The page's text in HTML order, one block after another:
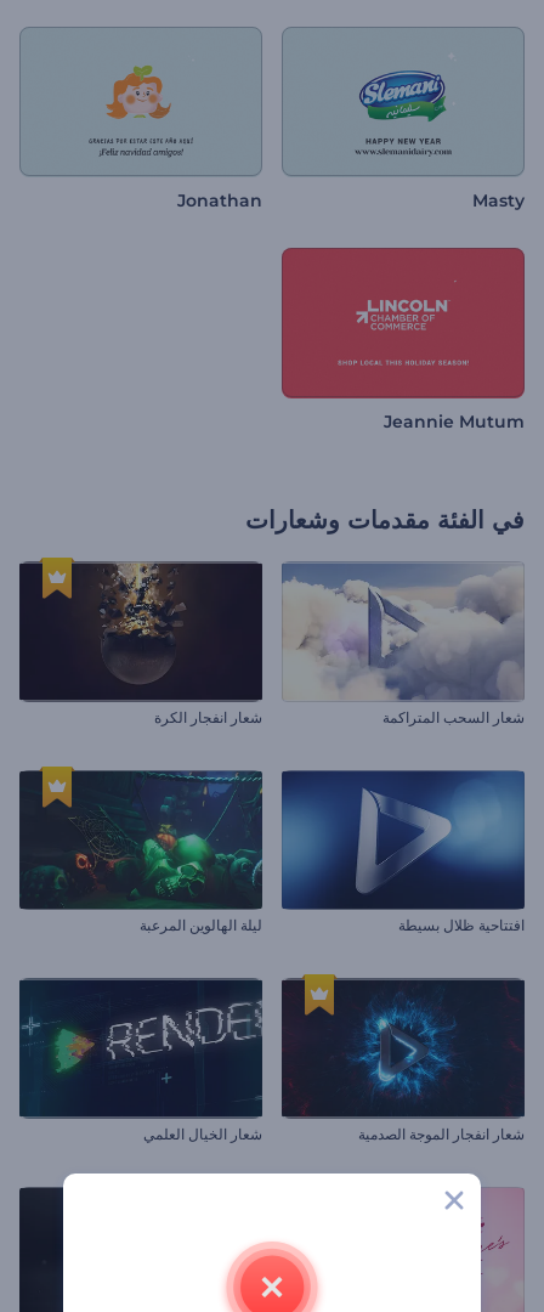
Masty
Jonathan
Jeannie Mutum
في الفئة مقدمات وشعارات
شعار السحب المتراكمة شعار انفجار الكرة
افتتاحية ظلال بسيطة ليلة الهالوين المرعبة
شعار انفجار الموجة الصدمية شعار الخيال العلمي